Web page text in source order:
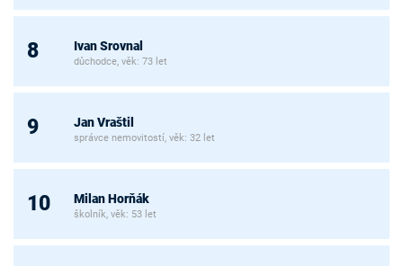
8 Ivan Srovnal
důchodce, věk: 73 let
9 Jan Vraštil
správce nemovitostí, věk: 32 let
10 Milan Horňák
školník, věk: 53 let